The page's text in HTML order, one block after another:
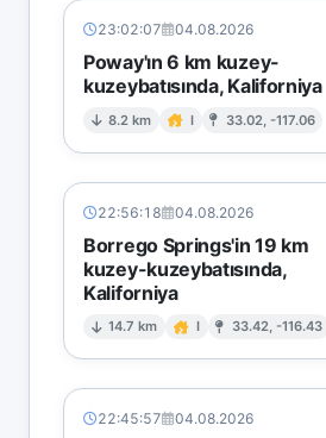
23:02:07 04.08.2026
Poway'ın 6 km kuzey-
kuzeybatısında, Kaliforniya
8.2 km I 33.02, -117.06
22:56:18 04.08.2026
Borrego Springs'in 19 km
kuzey-kuzeybatısında,
Kaliforniya
14.7 km I 33.42, -116.43
22:45:57 04.08.2026